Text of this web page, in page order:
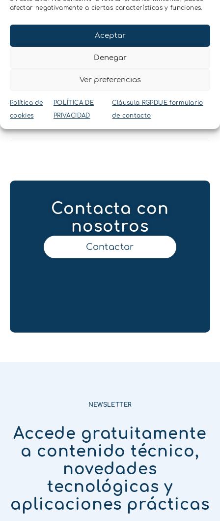
afectar negativamente a ciertas características y funciones.
Aceptar
Denegar
Ver preferencias
Política de
cookies
POLÍTICA DE
PRIVACIDAD
Cláusula RGPDUE formulario
de contacto
cuenta la
temporal?
Contacta con
nosotros
Contactar
NEWSLETTER
Accede gratuitamente
a contenido técnico,
novedades
tecnológicas y
aplicaciones prácticas